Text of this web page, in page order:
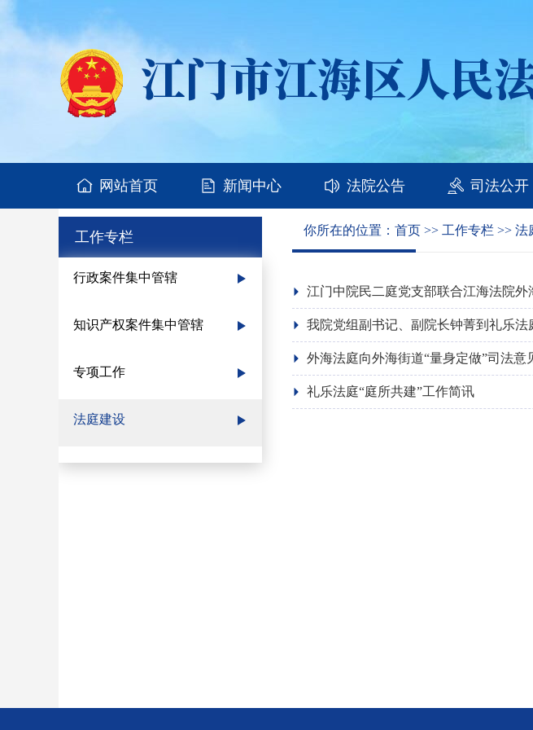
网站首页 新闻中心 法院公告 司法公开
工作专栏
行政案件集中管辖
知识产权案件集中管辖
专项工作
法庭建设
你所在的位置： 首页 >> 工作专栏 >> 法
江门中院民二庭党支部联合江海法院
我院党组副书记、副院长钟菁到礼乐
外海法庭向外海街道“量身定做”司法意
礼乐法庭“庭所共建”工作简讯